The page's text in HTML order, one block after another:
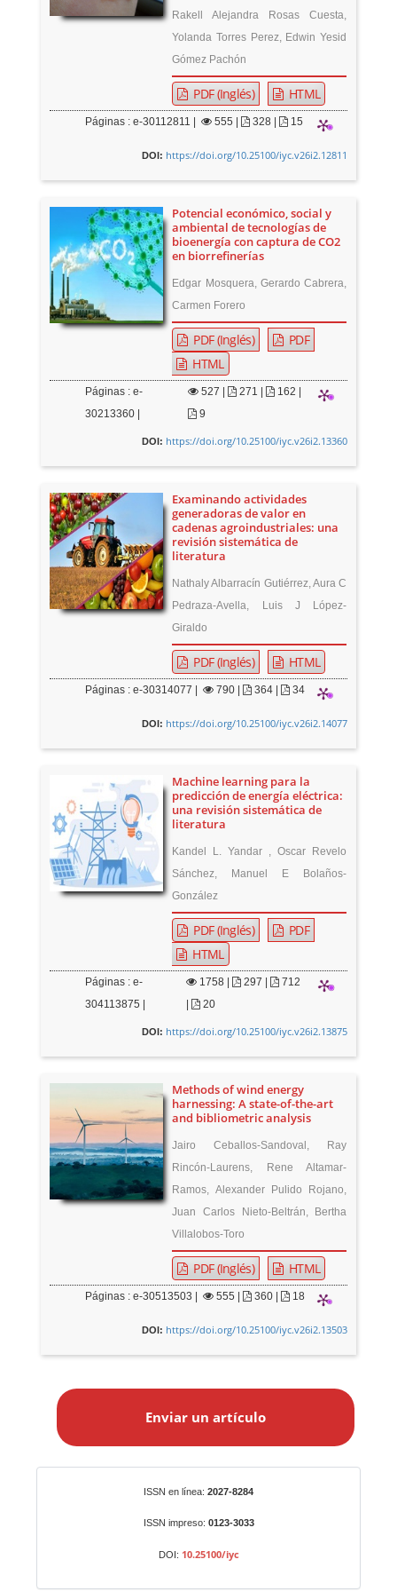
Rakell Alejandra Rosas Cuesta,
Yolanda Torres Perez, Edwin Yesid
Gómez Pachón
PDF (Inglés) HTML
Páginas : e-30112811 | 555 | 328 | 15
DOI: https://doi.org/10.25100/iyc.v26i2.12811
Potencial económico, social y
ambiental de tecnologías de
bioenergía con captura de CO2
en biorrefinerías
Edgar Mosquera, Gerardo Cabrera,
Carmen Forero
PDF (Inglés)
PDF
HTML
Páginas : e-
30213360 |
527 | 271 |
162 |
9
DOI: https://doi.org/10.25100/iyc.v26i2.13360
Examinando actividades
generadoras de valor en
cadenas agroindustriales: una
revisión sistemática de
literatura
Nathaly Albarracín Gutiérrez, Aura C
Pedraza-Avella, Luis J López-
Giraldo
PDF (Inglés) HTML
Páginas : e-30314077 | 790| 364 | 34
DOI: https://doi.org/10.25100/iyc.v26i2.14077
Machine learning para la
predicción de energía eléctrica:
una revisión sistemática de
literatura
Kandel L. Yandar , Oscar Revelo
Sánchez, Manuel E Bolaños-
González
PDF (Inglés)
PDF
HTML
Páginas : e-
304113875 |
1758| 297 |
712
|
20
DOI: https://doi.org/10.25100/iyc.v26i2.13875
Methods of wind energy
harnessing: A state-of-the-art
and bibliometric analysis
Jairo Ceballos-Sandoval, Ray
Rincón-Laurens, Rene Altamar-
Ramos, Alexander Pulido Rojano,
Juan Carlos Nieto-Beltrán, Bertha
Villalobos-Toro
PDF (Inglés) HTML
Páginas : e-30513503 | 555 | 360 | 18
DOI: https://doi.org/10.25100/iyc.v26i2.13503
a
Enviar un artículo
ISSN en línea: 2027-8284
ISSN impreso: 0123-3033
DOI: 10.25100/iyc